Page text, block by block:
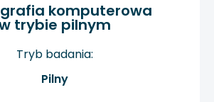
komputerowa
trybie pilnym
Tryb badania:
Pilny